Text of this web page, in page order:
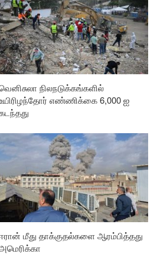
நிலநடுக்கங்களில்
எண்ணிக்கை 6,000 ஐ
மீது தாக்குதல்களை ஆரம்பித்தது